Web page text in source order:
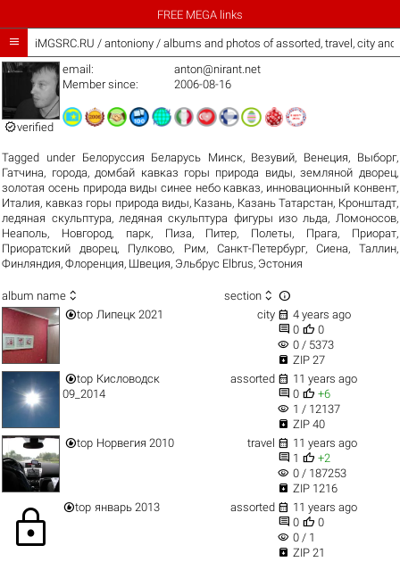
FREE MEGA links
 iMGSRC.RU / antoniony / albums and photos of assorted, travel, city and
verified
email:
anton@nirant.net
Member since:
2006-08-16
Tagged under Белоруссия Беларусь Минск, Везувий, Венеция, Выборг,
Гатчина, города, домбай кавказ горы природа виды,земляной дворец,
золотая осень природа виды синее небо кавказ, инновационный конвент,
Италия, кавказ горы природа виды, Казань, Казань Татарстан, Кронштадт,
ледяная скульптура, ледяная скульптура фигуры изо льда, Ломоносов,
Неаполь, Новгород, парк, Пиза, Питер, Полеты, Прага, Приорат,
Приоратский дворец, Пулково, Рим, Санкт-Петербург, Сиена, Таллин,
Финляндия,Флоренция, Швеция, Эльбрус Elbrus, Эстония
album name  section  
top Липецк 2021 city  4 years ago
 0  0
visibility 0 / 5373
 ZIP 27
top Кисловодск
09_2014
assorted  11 years ago
 0  +6
visibility 1 / 12137
 ZIP 40
top Норвегия 2010 travel  11 years ago
 1  +2
visibility 0 / 187253
 ZIP 1216
lock top январь 2013 assorted  11 years ago
 0  0
visibility 0 / 1
 ZIP 21